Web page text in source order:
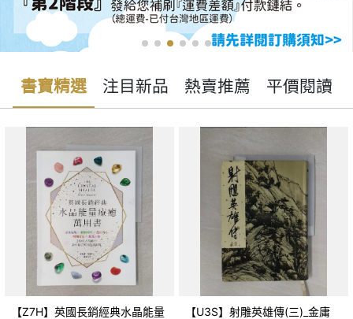
書寶精選 注目新品 熱賣推薦 平價閱讀
【Z7H】英國長銷經典水晶能量
【U3S】射雕英雄傳(三)_金庸